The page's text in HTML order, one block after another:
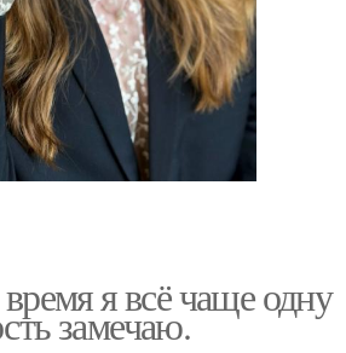
я всё чаще одну
замечаю.